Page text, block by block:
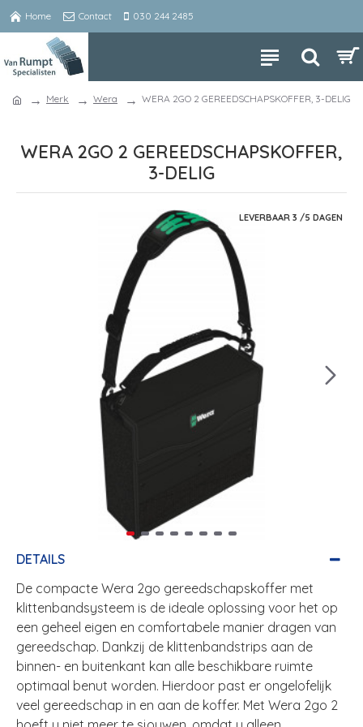
Home Contact 030 244 2485
Merk Wera WERA 2GO 2 GEREEDSCHAPSKOFFER, 3-DELIG
WERA 2GO 2 GEREEDSCHAPSKOFFER,
3-DELIG
LEVERBAAR 3 /5 DAGEN
DETAILS
De compacte Wera 2go gereedschapskoffer met
klittenbandsysteem is de ideale oplossing voor het op
een geheel eigen en comfortabele manier dragen van
gereedschap. Dankzij de klittenbandstrips aan de
binnen- en buitenkant kan alle beschikbare ruimte
optimaal benut worden. Hierdoor past er ongelofelijk
veel gereedschap in en aan de koffer. Met Wera 2go 2